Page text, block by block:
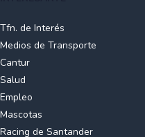
Tfn. de Interés
Medios de Transporte
Cantur
Salud
Empleo
Mascotas
Racing de Santander